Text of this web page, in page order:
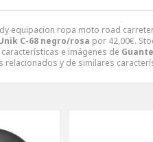
equipacion ropa moto road
C-68 negro/rosa por 42,00€.
e imágenes de
relacionados y de similares